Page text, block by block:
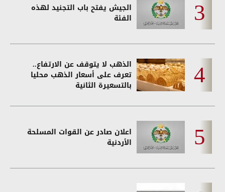
الجيش يفتح باب التجنيد لهذه
الفئة
الذهب لا يتوقف عن الارتفاع..
تعرف على أسعار الذهب محليا
بالتسعيرة الثانية
اعلان صادر عن القوات المسلحة
الأردنية